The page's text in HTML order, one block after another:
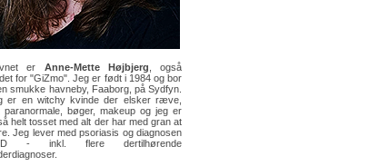
er Anne-Mette Højbjerg , også
for "GiZmo". Jeg er født i 1984 og bor
smukke havneby, Faaborg, på Sydfyn.
er en witchy kvinde der elsker ræve,
paranormale, bøger, makeup og jeg er
helt tosset med alt der har med gran at
Jeg lever med psoriasis og diagnosen
- inkl. flere dertilhørende